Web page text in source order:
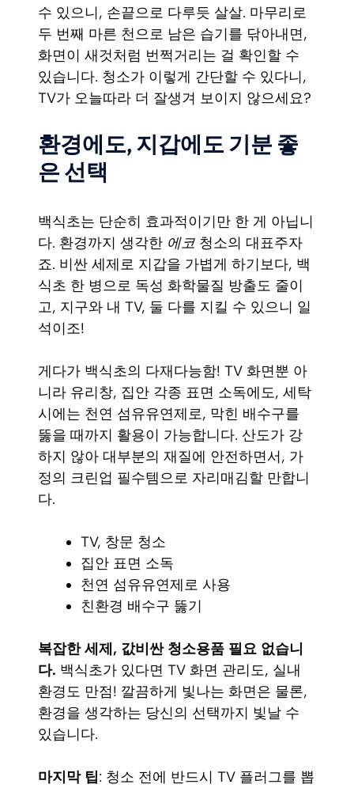
수 있으니, 손끝으로 다루듯 살살. 마무리로
두 번째 마른 천으로 남은 습기를 닦아내면,
화면이 새것처럼 번쩍거리는 걸 확인할 수
있습니다. 청소가 이렇게 간단할 수 있다니,
TV가 오늘따라 더 잘생겨 보이지 않으세요?
환경에도, 지갑에도 기분 좋
은 선택
백식초는 단순히 효과적이기만 한 게 아닙니
다. 환경까지 생각한 에코 청소의 대표주자
죠. 비싼 세제로 지갑을 가볍게 하기보다, 백
식초 한 병으로 독성 화학물질 방출도 줄이
고, 지구와 내 TV, 둘 다를 지킬 수 있으니 일
석이조!
게다가 백식초의 다재다능함! TV 화면뿐 아
니라 유리창, 집안 각종 표면 소독에도, 세탁
시에는 천연 섬유유연제로, 막힌 배수구를
뚫을 때까지 활용이 가능합니다. 산도가 강
하지 않아 대부분의 재질에 안전하면서, 가
정의 크린업 필수템으로 자리매김할 만합니
다.
TV, 창문 청소
집안 표면 소독
천연 섬유유연제로 사용
친환경 배수구 뚫기
복잡한 세제, 값비싼 청소용품 필요 없습니
다. 백식초가 있다면 TV 화면 관리도, 실내
환경도 만점! 깔끔하게 빛나는 화면은 물론,
환경을 생각하는 당신의 선택까지 빛날 수
있습니다.
마지막 팁: 청소 전에 반드시 TV 플러그를 뽑